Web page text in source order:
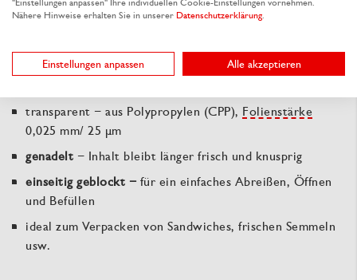
Durch den leicht abgestuften Rand sind diese
und knusprig. Durch die Blockung auch ideal zum
Aufhängen, z.B. in SB-Bereichen oder Backshops.
transparent − aus Polypropylen (CPP), Folienstärke
0,025 mm/ 25 µm
genadelt − Inhalt bleibt länger frisch und knusprig
einseitig geblockt − für ein einfaches Abreißen, Öffnen
und Befüllen
ideal zum Verpacken von Sandwiches, frischen Semmeln
usw.
"Einstellungen anpassen" Ihre individuellen Cookie-Einstellungen vornehmen.
Nähere Hinweise erhalten Sie in unserer Datenschutzerklärung.
Einstellungen anpassen Alle akzeptieren